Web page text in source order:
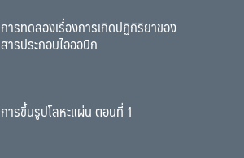
การทดลองเรื่องการเกิดปฏิกิริยาของ
สารประกอบไอออนิก
การขึ้นรูปโลหะแผ่น ตอนที่ 1